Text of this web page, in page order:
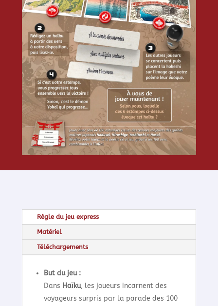
Règle du jeu express
Matériel
Téléchargements
But du jeu :
Dans Haïku, les joueurs incarnent des
voyageurs surpris par la parade des 100